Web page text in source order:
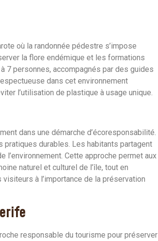
où la randonnée pédestre s’impose
la flore endémique et les formations
7 personnes, accompagnés par des guides
dans cet environnement
l’utilisation de plastique à usage unique.
dans une démarche d’écoresponsabilité.
pratiques durables. Les habitants partagent
l’environnement. Cette approche permet aux
naturel et culturel de l’île, tout en
à l’importance de la préservation
responsable du tourisme pour préserver